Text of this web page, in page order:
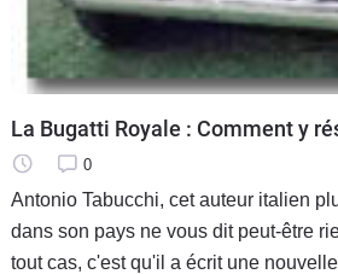
La Bugatti Royale : Comment y
0
Antonio Tabucchi, cet auteur italien
dans son pays ne vous dit peut-être
tout cas, c'est qu'il a écrit une